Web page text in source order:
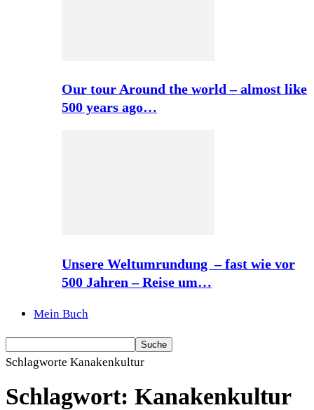
Our tour Around the world – almost like
500 years ago…
Unsere Weltumrundung – fast wie vor
500 Jahren – Reise um…
Mein Buch
Schlagworte Kanakenkultur
Schlagwort: Kanakenkultur